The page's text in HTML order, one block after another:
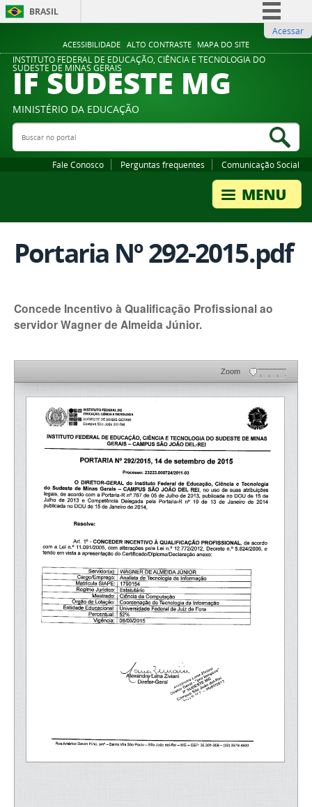
ACESSIBILIDADE ALTO CONTRASTE MAPA DO SITE
BRASIL
Comunica BR
Participe
Legislação
Acessar
INSTITUTO FEDERAL DE EDUCAÇÃO, CIÊNCIA E TECNOLOGIA DO
SUDESTE DE MINAS GERAIS
IF SUDESTE MG
MINISTÉRIO DA EDUCAÇÃO
Buscar no portal
Fale Conosco Perguntas frequentes Comunicação Social
Portaria Nº 292-2015.pdf
Concede Incentivo à Qualificação Profissional ao
servidor Wagner de Almeida Júnior.
Zoom